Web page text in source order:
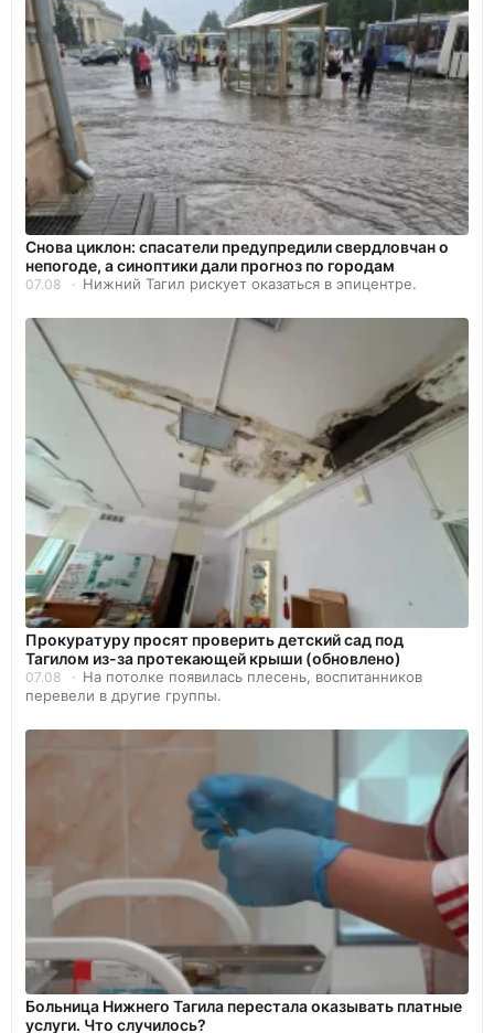
Снова циклон: спасатели предупредили свердловчан о
непогоде, а синоптики дали прогноз по городам
07.08 Нижний Тагил рискует оказаться в эпицентре.
Прокуратуру просят проверить детский сад под
Тагилом из-за протекающей крыши (обновлено)
07.08
На потолке появилась плесень, воспитанников
перевели в другие группы.
Больница Нижнего Тагила перестала оказывать платные
услуги. Что случилось?